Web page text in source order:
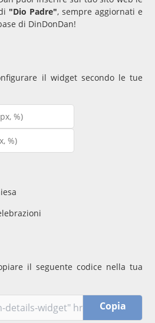
"Dio Padre", sempre aggiornati e
di DinDonDan!
il widget secondo le tue
il seguente codice nella tua
Copia